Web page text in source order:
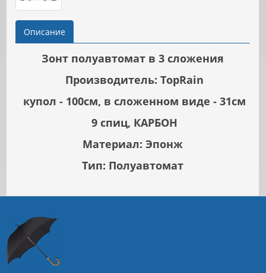
Описание
Зонт полуавтомат в 3 сложения
Производитель: TopRain
купол - 100см, в сложенном виде - 31см
9 спиц, КАРБОН
Материал: Эпонж
Тип: Полуавтомат